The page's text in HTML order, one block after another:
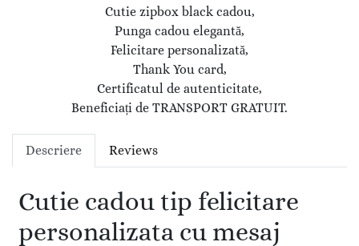
Cutie zipbox black cadou,
Punga cadou elegantă,
Felicitare personalizată,
Thank You card,
Certificatul de autenticitate,
Beneficiați de TRANSPORT GRATUIT.
Descriere Reviews
Cutie cadou tip felicitare
personalizata cu mesaj